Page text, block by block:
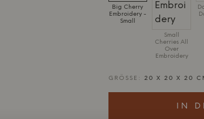
Big Cherry
Embroidery -
Small
Small
Cherries All
Over
Embroidery
GRÖSSE: 20 X 20 X 20
IN